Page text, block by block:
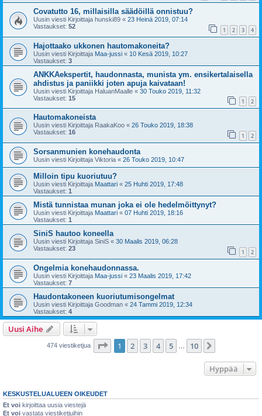
Covatutto 16, millaisilla säädöillä onnistuu?
Uusin viesti Kirjoittaja hunski89 « 23 Heinä 2019, 07:14
Vastaukset: 52 1 2 3 4
Hajottaako ukkonen hautomakoneita?
Uusin viesti Kirjoittaja Maa-jussi « 10 Kesä 2019, 10:27
Vastaukset: 3
ANKKAekspertit, haudonnasta, munista ym. ensikertalaisella
ahdistus ja paniikki joten apuja kaivataan!
Uusin viesti Kirjoittaja HaluanMaalle « 30 Touko 2019, 11:32
Vastaukset: 15 1 2
Hautomakoneista
Uusin viesti Kirjoittaja RaakaKoo « 26 Touko 2019, 18:38
Vastaukset: 16 1 2
Sorsanmunien konehaudonta
Uusin viesti Kirjoittaja Viktoria « 26 Touko 2019, 10:47
Milloin tipu kuoriutuu?
Uusin viesti Kirjoittaja Maattari « 25 Huhti 2019, 17:48
Vastaukset: 1
Mistä tunnistaa munan joka ei ole hedelmöittynyt?
Uusin viesti Kirjoittaja Maattari « 07 Huhti 2019, 18:16
Vastaukset: 1
SiniS hautoo koneella
Uusin viesti Kirjoittaja SiniS « 30 Maalis 2019, 06:28
Vastaukset: 23 1 2
Ongelmia konehaudonnassa.
Uusin viesti Kirjoittaja Maa-jussi « 23 Maalis 2019, 17:42
Vastaukset: 7
Haudontakoneen kuoriutumisongelmat
Uusin viesti Kirjoittaja Goodman « 24 Tammi 2019, 12:34
Vastaukset: 4
Uusi Aihe
474 viestiketjua Sivu /10
1 2 3 4 5 10
Hyppää
KESKUSTELUALUEEN OIKEUDET
Et voi kirjoittaa uusia viestejä
Et voi vastata viestiketjuihin